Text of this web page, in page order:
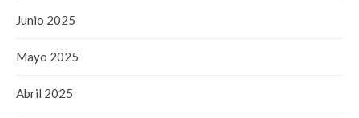
Junio 2025
Mayo 2025
Abril 2025